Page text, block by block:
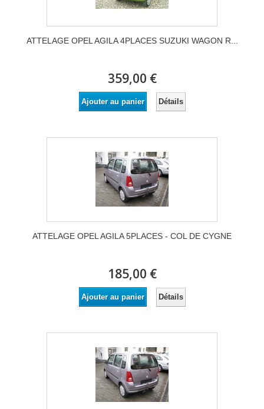
ATTELAGE OPEL AGILA 4PLACES SUZUKI WAGON R...
359,00 €
Ajouter au panier Détails
ATTELAGE OPEL AGILA 5PLACES - COL DE CYGNE
185,00 €
Ajouter au panier Détails